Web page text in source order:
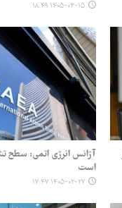
۱۴۰۵-۰۳-۱۵ ۱۸:۴۹
آژانس انرژی اتمی: سطح
است
۱۴۰۵-۰۲-۲۷ ۱۷:۴۷